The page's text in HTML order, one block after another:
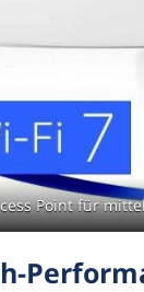
Point für